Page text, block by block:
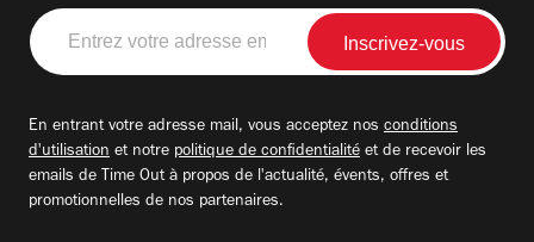
Entrez
votre
adresse
En entrant votre adresse mail, vous acceptez nos conditions
d'utilisation et notre politique de confidentialité et de recevoir les
emails de Time Out à propos de l'actualité, évents, offres et
promotionnelles de nos partenaires.